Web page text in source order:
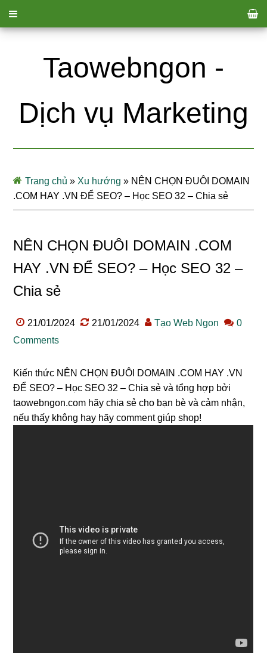
Taowebngon -
Dịch vụ Marketing
Trang chủ » Xu hướng » NÊN CHỌN ĐUÔI DOMAIN
.COM HAY .VN ĐỂ SEO? – Học SEO 32 – Chia sẻ
NÊN CHỌN ĐUÔI DOMAIN .COM
HAY .VN ĐỂ SEO? – Học SEO 32 –
Chia sẻ
21/01/2024 21/01/2024 Tạo Web Ngon
0
Comments
Kiến thức NÊN CHỌN ĐUÔI DOMAIN .COM HAY .VN
ĐỂ SEO? – Học SEO 32 – Chia sẻ và tổng hợp bởi
taowebngon.com hãy chia sẻ cho bạn bè và cảm nhận,
nếu thấy không hay hãy comment giúp shop!